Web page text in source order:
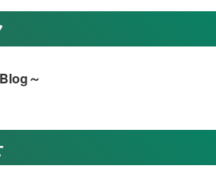
～